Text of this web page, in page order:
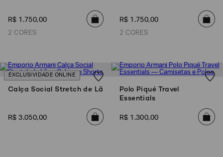
R$ 1 .750,00
2 CORES
R$ 1 .750,00
2 CORES
EXCLUSIVIDADE ONLINE
Calça Social Stretch de Lã
R$ 3.050,00
Polo Piqué Travel
Essentials
R$ 1 .300,00
DATA
NASCIMENTO*
Estou
interessado
e